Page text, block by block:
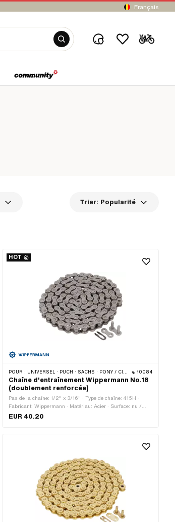
Français
Trier: Popularité
HOT
POUR : UNIVERSEL · PUCH · SACHS · PONY / CILO (BÊTA 521 & 512) · ZÜNDAPP BELMONDO · TOMOS · BYE BIKE · CILO 10084
Chaîne d'entraînement Wippermann No.18
(doublement renforcée)
Pas de la chaîne: 1/2" x 3/16" · Type de chaîne: 415H ·
Fabricant: Wippermann · Matériau: Acier · Surface: nu /
huilé · Couleur: gris · Nombre de maillons: 114 pcs ·
EUR 40.20